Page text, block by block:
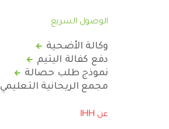
الوصول السريع
وكالة الأضحية
دفع كفالة اليتيم
نموذج طلب حصالة
مجمع الريحانية التعليمي
عن IHH